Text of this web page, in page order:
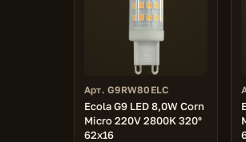
Арт. G9RW80ELC
Ecola G9 LED 8,0W Corn
Micro 220V 2800K 320°
62x16